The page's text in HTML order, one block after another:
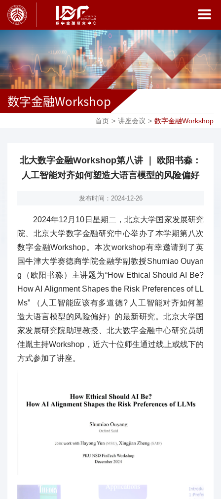
数字金融Workshop
首页 > 讲座会议 > 数字金融Workshop
北大数字金融Workshop第八讲 ｜ 欧阳书淼：
人工智能对齐如何塑造大语言模型的风险偏好
发布时间：2024-12-26
2024年12月10日星期二，北京大学国家发展研究
院、北京大学数字金融研究中心举办了本学期第八次
数字金融Workshop。本次workshop有幸邀请到了英
国牛津大学赛德商学院金融学副教授Shumiao Ouyan
g（欧阳书淼）主讲题为“How Ethical Should AI Be?
How AI Alignment Shapes the Risk Preferences of LL
Ms” （人工智能应该有多道德? 人工智能对齐如何塑
造大语言模型的风险偏好）的最新研究。北京大学国
家发展研究院助理教授、北大数字金融中心研究员胡
佳胤主持Workshop，近六十位师生通过线上或线下的
方式参加了讲座。